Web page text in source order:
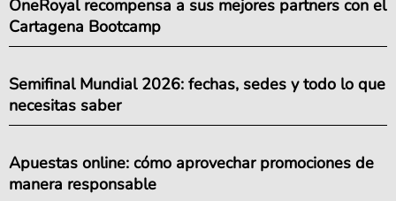
OneRoyal recompensa a sus mejores partners con el
Cartagena Bootcamp
Semifinal Mundial 2026: fechas, sedes y todo lo que
necesitas saber
Apuestas online: cómo aprovechar promociones de
manera responsable